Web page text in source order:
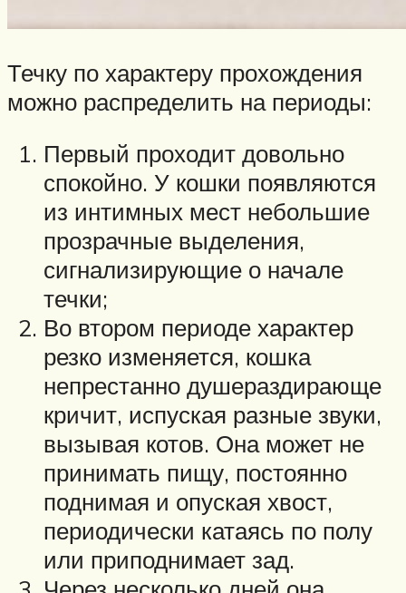
Течку по характеру прохождения
можно распределить на периоды:
Первый проходит довольно
спокойно. У кошки появляются
из интимных мест небольшие
прозрачные выделения,
сигнализирующие о начале
течки;
Во втором периоде характер
резко изменяется, кошка
непрестанно душераздирающе
кричит, испуская разные звуки,
вызывая котов. Она может не
принимать пищу, постоянно
поднимая и опуская хвост,
периодически катаясь по полу
или приподнимает зад.